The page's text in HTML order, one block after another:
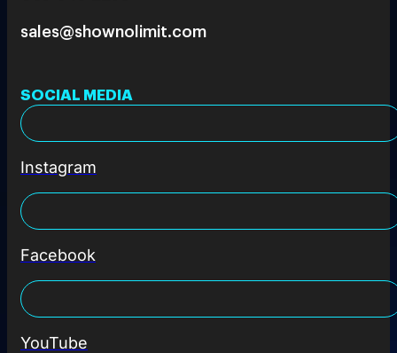
sales@shownolimit.com
SOCIAL MEDIA
Instagram
Facebook
YouTube